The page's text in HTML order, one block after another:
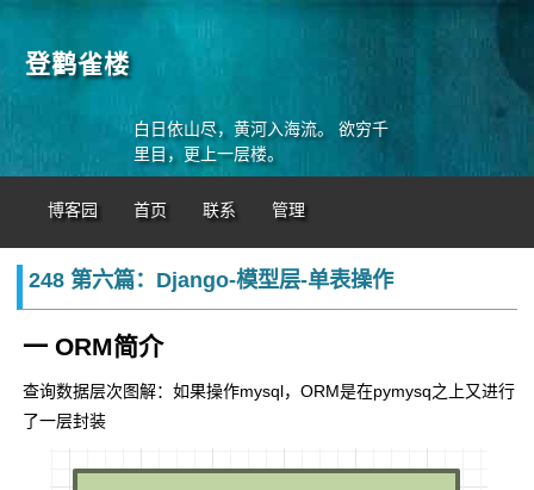
登鹳雀楼
白日依山尽，黄河入海流。 欲穷千
里目，更上一层楼。
博客园 首页 联系 管理
248 第六篇：Django-模型层-单表操作
一 ORM简介
查询数据层次图解：如果操作mysql，ORM是在pymysq之上又进行
了一层封装